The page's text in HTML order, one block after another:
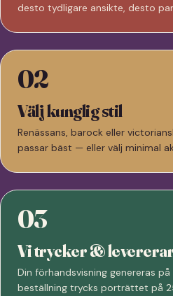
desto tydligare ansikte, desto
02
Välj kunglig stil
Renässans, barock eller
passar bäst — eller välj minimal
03
Vi trycker &
Din förhandsvisning genereras
beställning trycks porträttet på